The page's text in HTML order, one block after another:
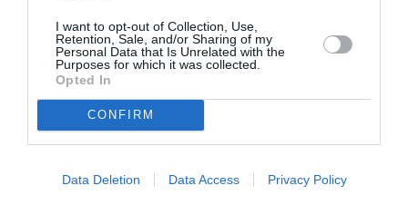
I want to opt-out of Collection, Use,
Retention, Sale, and/or Sharing of my
Personal Data that Is Unrelated with the
Purposes for which it was collected.
Opted In
CONFIRM
Data Deletion Data Access Privacy Policy
Σχετικά Άρθρα